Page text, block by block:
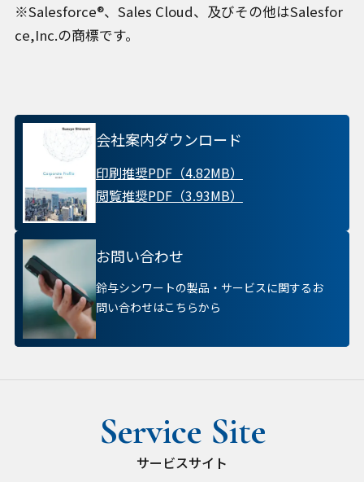
※Salesforce®、Sales Cloud、及びその他はSalesfor
ce,Inc.の商標です。
会社案内ダウンロード
印刷推奨PDF（4.82MB）
閲覧推奨PDF（3.93MB）
お問い合わせ
鈴与シンワートの製品・サービスに関するお
問い合わせはこちらから
サービスサイト